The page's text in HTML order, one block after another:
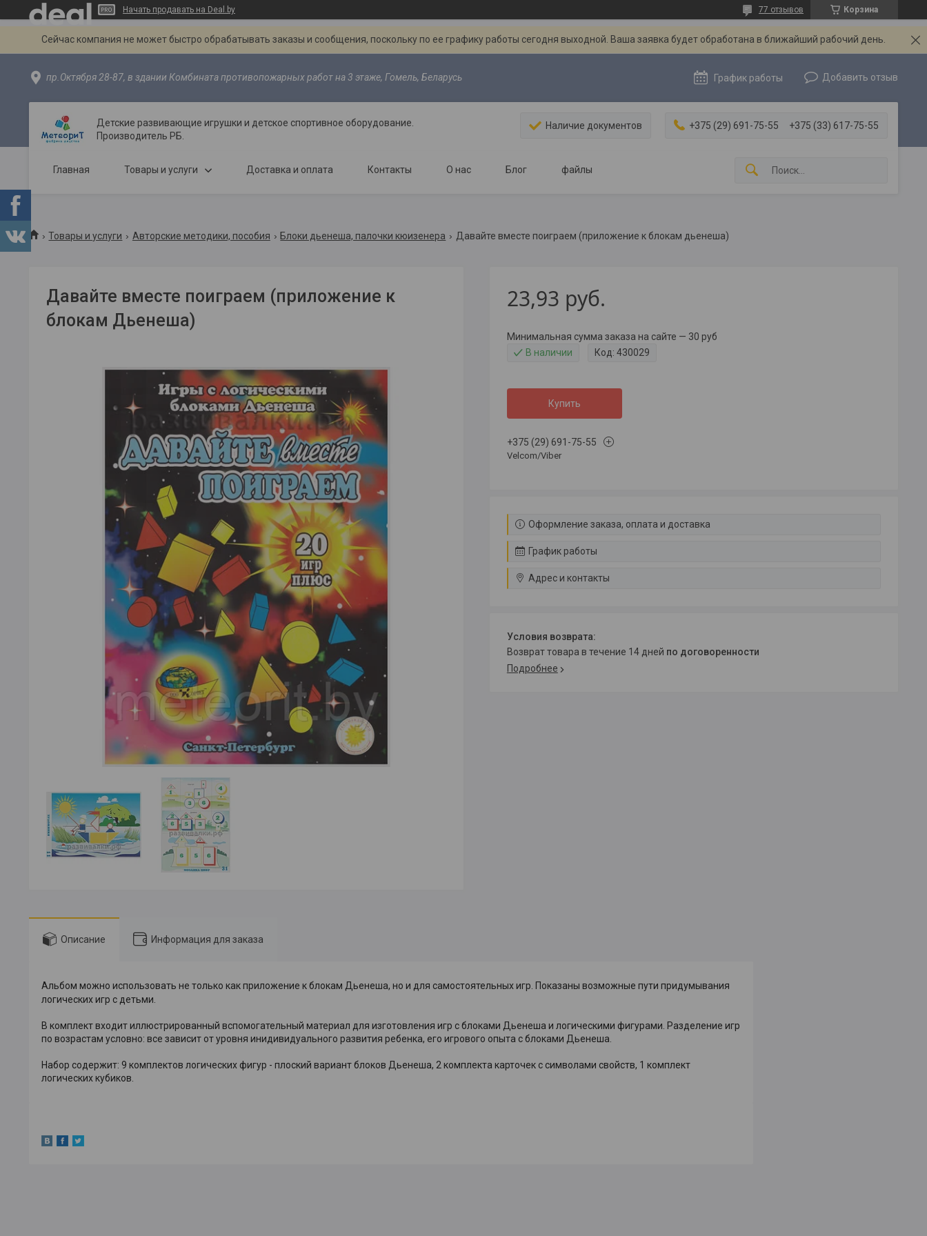
Начать продавать на Deal.by Корзина
77 отзывов
Сейчас компания не может быстро обрабатывать заказы и сообщения, поскольку по ее графику работы сегодня выходной. Ваша заявка будет обработана в ближайший рабочий день.
пр.Октября 28-87, в здании Комбината противопожарных работ на 3 этаже, Гомель, Беларусь График работы Добавить отзыв
Детские развивающие игрушки и детское спортивное оборудование.
Производитель РБ.
Наличие документов +375 (29) 691-75-55 +375 (33) 617-75-55
Главная Товары и услуги Доставка и оплата Контакты О нас Блог файлы
Товары и услуги Авторские методики, пособия Блоки дьенеша, палочки кюизенера Давайте вместе поиграем (приложение к блокам дьенеша)
Давайте вместе поиграем (приложение к
блокам Дьенеша)
23,93 руб.
Минимальная сумма заказа на сайте — 30 руб
В наличии
Код: 430029
Купить
+375 (29) 691-75-55
Velcom/Viber
Оформление заказа, оплата и доставка
График работы
Адрес и контакты
возврат товара в течение 14 дней по договоренности
Подробнее
Описание Информация для заказа
Альбом можно использовать не только как приложение к блокам Дьенеша, но и для самостоятельных игр. Показаны возможные пути придумывания
логических игр с детьми.
В комплект входит иллюстрированный вспомогательный материал для изготовления игр с блоками Дьенеша и логическими фигурами. Разделение игр
по возрастам условно: все зависит от уровня инидивидуального развития ребенка, его игрового опыта с блоками Дьенеша.
Набор содержит: 9 комплектов логических фигур - плоский вариант блоков Дьенеша, 2 комплекта карточек с символами свойств, 1 комплект
логических кубиков.